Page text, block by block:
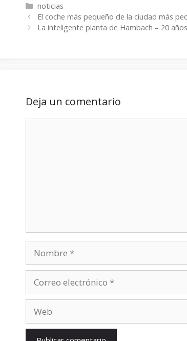
Categorías
noticias
El coche más pequeño de la ciudad más
La inteligente planta de Hambach – 20
Deja un comentario
electrónico